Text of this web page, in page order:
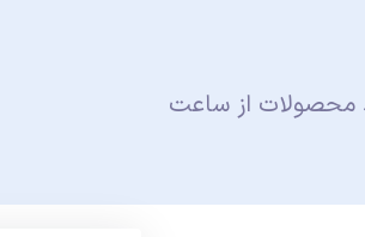
محصولات از ساعت